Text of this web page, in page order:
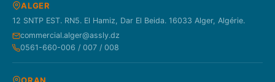
ALGER
12 SNTP EST. RN5. El Hamiz, Dar El Beida. 16033 Alger, Algérie.
commercial.alger@assly.dz
0561-660-006 / 007 / 008